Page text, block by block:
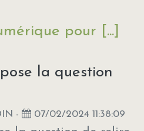
pour [...]
la question
- 07/02/2024 11:38:09